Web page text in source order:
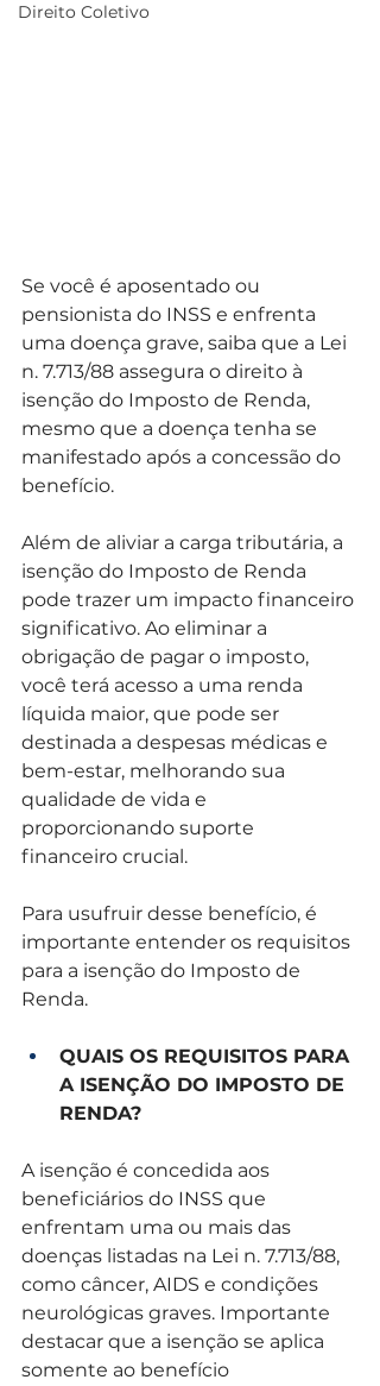
Direito Coletivo
Se você é aposentado ou
pensionista do INSS e enfrenta
uma doença grave, saiba que a Lei
n. 7.713/88 assegura o direito à
isenção do Imposto de Renda,
mesmo que a doença tenha se
manifestado após a concessão do
benefício.
Além de aliviar a carga tributária, a
isenção do Imposto de Renda
pode trazer um impacto financeiro
significativo. Ao eliminar a
obrigação de pagar o imposto,
você terá acesso a uma renda
líquida maior, que pode ser
destinada a despesas médicas e
bem-estar, melhorando sua
qualidade de vida e
proporcionando suporte
financeiro crucial.
Para usufruir desse benefício, é
importante entender os requisitos
para a isenção do Imposto de
Renda.
QUAIS OS REQUISITOS PARA
A ISENÇÃO DO IMPOSTO DE
RENDA?
A isenção é concedida aos
beneficiários do INSS que
enfrentam uma ou mais das
doenças listadas na Lei n. 7.713/88,
como câncer, AIDS e condições
neurológicas graves. Importante
destacar que a isenção se aplica
somente ao benefício